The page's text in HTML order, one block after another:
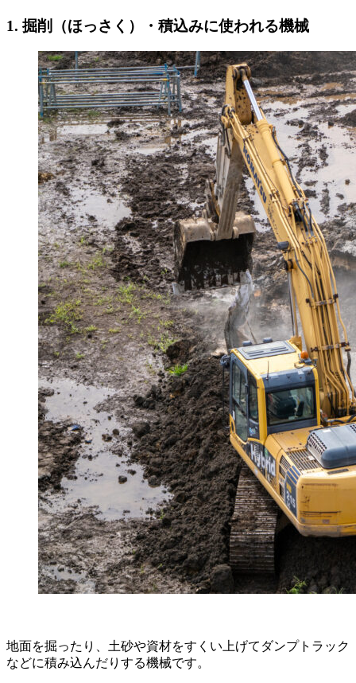
1. 掘削（ほっさく）・積込みに使われる機械
地面を掘ったり、土砂や資材をすくい上げてダンプトラック
などに積み込んだりする機械です。